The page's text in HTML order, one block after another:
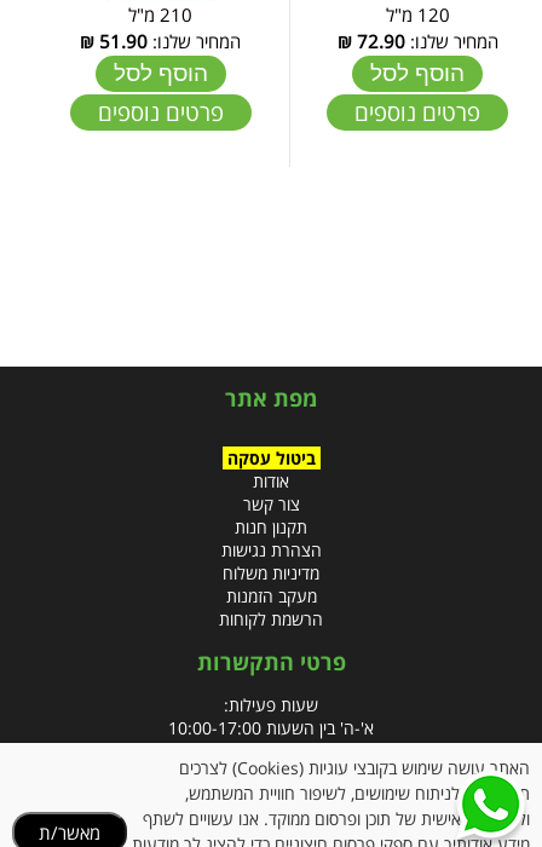
120 מ"ל
המחיר שלנו:72.90
₪
הוסף לסל
פרטים נוספים
210 מ"ל
המחיר שלנו: 51.90
₪
הוסף לסל
פרטים נוספים
מפת אתר
ביטול עסקה
אודות
צור קשר
תקנון חנות
הצהרת נגישות
מדיניות משלוח
מעקב הזמנות
הרשמת לקוחות
פרטי התקשרות
שעות פעילות:
א'-ה' בין השעות 10:00-17:00
טלפון:
פקס: 09-8666832
האתר עושה שימוש בקובצי עוגיות (Cookies) לצרכים
תפעוליים, לניתוח שימושים, לשיפור חוויית המשתמש,
ולהתאמה אישית של תוכן ופרסום ממוקד. אנו עשויים לשתף
מאשר/ת